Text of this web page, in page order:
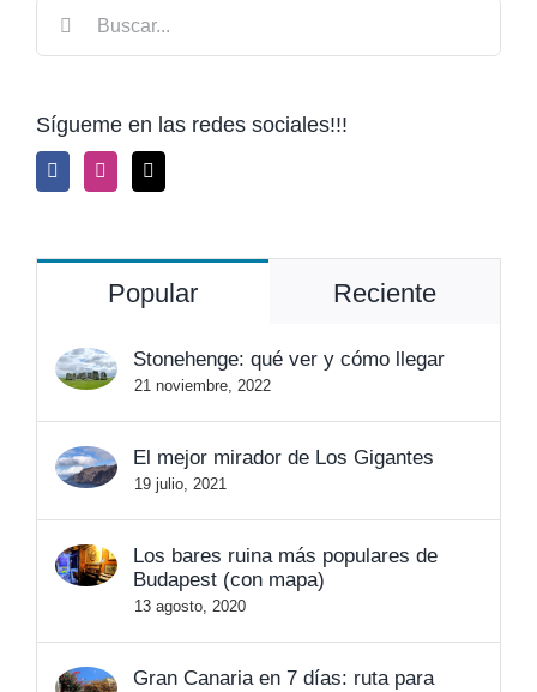
Sígueme en las redes sociales!!!
Popular Reciente
Stonehenge: qué ver y cómo llegar
21 noviembre, 2022
El mejor mirador de Los Gigantes
19 julio, 2021
Los bares ruina más populares de
Budapest (con mapa)
13 agosto, 2020
Gran Canaria en 7 días: ruta para